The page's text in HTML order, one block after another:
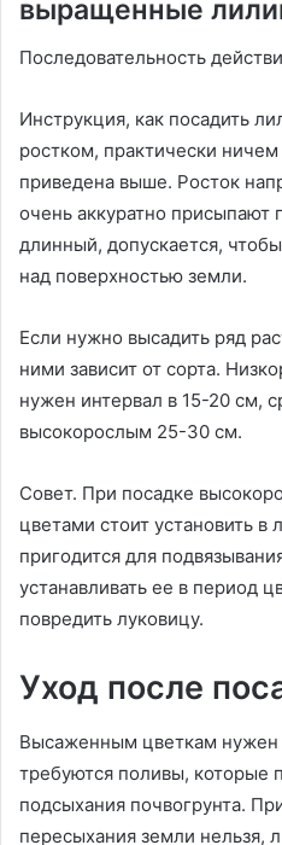
выращенные
Последовательность
Инструкция, как посадить
ростком, практически ничем
приведена выше. Росток
очень аккуратно присыпают
длинный, допускается,
над поверхностью земли.
Если нужно высадить ряд
ними зависит от сорта.
нужен интервал в 15-20 см,
высокорослым 25-30 см.
Совет. При посадке
цветами стоит установить в
пригодится для
устанавливать ее в период
повредить луковицу.
Уход после
Высаженным цветкам
требуются поливы, которые
подсыхания почвогрунта.
пересыхания земли нельзя,